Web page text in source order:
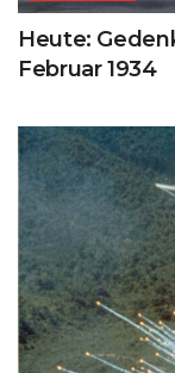
Heute:
Februar 1934